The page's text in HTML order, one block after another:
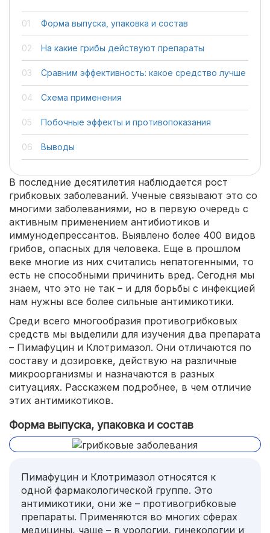
Форма выпуска, упаковка и состав
На какие грибы действуют препараты
Сравним эффективность: какое средство лучше
Схема применения
Побочные эффекты и противопоказания
Выводы
В последние десятилетия наблюдается рост
грибковых заболеваний. Ученые связывают это со
многими заболеваниями, но в первую очередь с
активным применением антибиотиков и
иммунодепрессантов. Выявлено более 400 видов
грибов, опасных для человека. Еще в прошлом
веке многие из них считались непатогенными, то
есть не способными причинить вред. Сегодня мы
знаем, что это не так – и для борьбы с инфекцией
нам нужны все более сильные антимикотики.
Среди всего многообразия противогрибковых
средств мы выделили для изучения два препарата
– Пимафуцин и Клотримазол. Они отличаются по
составу и дозировке, действую на различные
микроорганизмы и назначаются в разных
ситуациях. Расскажем подробнее, в чем отличие
этих антимикотиков.
Форма выпуска, упаковка и состав
Пимафуцин и Клотримазол относятся к
одной фармакологической группе. Это
антимикотики, они же – противогрибковые
препараты. Применяются во многих сферах
медицины, чаще – в урологии, гинекологии и